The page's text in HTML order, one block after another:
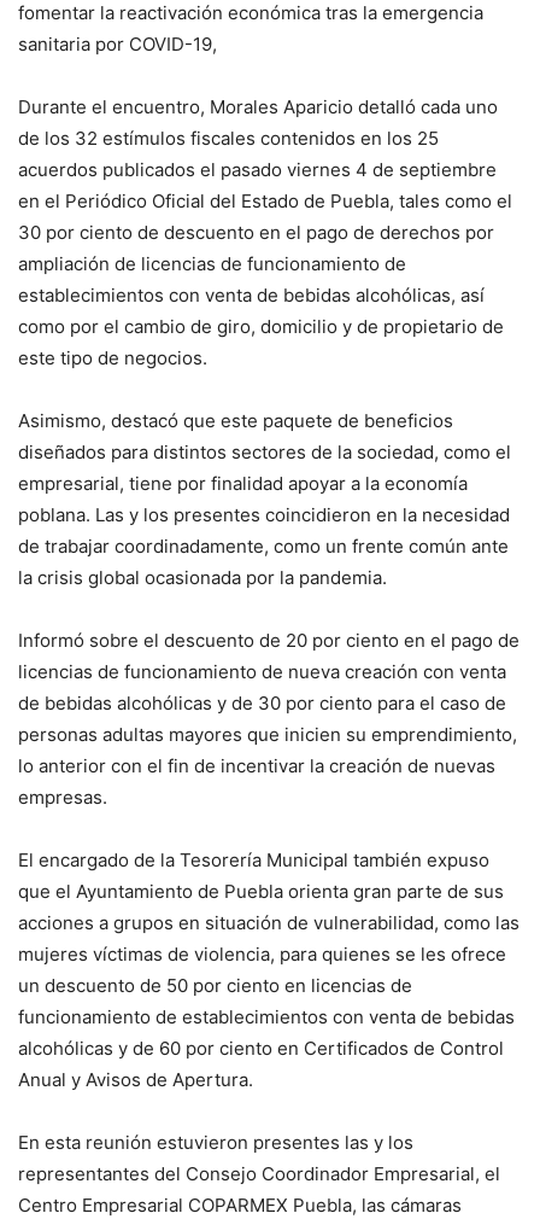
fomentar la reactivación económica tras la emergencia
sanitaria por COVID-19,
Durante el encuentro, Morales Aparicio detalló cada uno
de los 32 estímulos fiscales contenidos en los 25
acuerdos publicados el pasado viernes 4 de septiembre
en el Periódico Oficial del Estado de Puebla, tales como el
30 por ciento de descuento en el pago de derechos por
ampliación de licencias de funcionamiento de
establecimientos con venta de bebidas alcohólicas, así
como por el cambio de giro, domicilio y de propietario de
este tipo de negocios.
Asimismo, destacó que este paquete de beneficios
diseñados para distintos sectores de la sociedad, como el
empresarial, tiene por finalidad apoyar a la economía
poblana. Las y los presentes coincidieron en la necesidad
de trabajar coordinadamente, como un frente común ante
la crisis global ocasionada por la pandemia.
Informó sobre el descuento de 20 por ciento en el pago de
licencias de funcionamiento de nueva creación con venta
de bebidas alcohólicas y de 30 por ciento para el caso de
personas adultas mayores que inicien su emprendimiento,
lo anterior con el fin de incentivar la creación de nuevas
empresas.
El encargado de la Tesorería Municipal también expuso
que el Ayuntamiento de Puebla orienta gran parte de sus
acciones a grupos en situación de vulnerabilidad, como las
mujeres víctimas de violencia, para quienes se les ofrece
un descuento de 50 por ciento en licencias de
funcionamiento de establecimientos con venta de bebidas
alcohólicas y de 60 por ciento en Certificados de Control
Anual y Avisos de Apertura.
En esta reunión estuvieron presentes las y los
representantes del Consejo Coordinador Empresarial, el
Centro Empresarial COPARMEX Puebla, las cámaras